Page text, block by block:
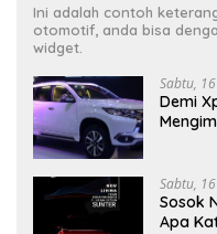
Ini adalah contoh
otomotif, anda bisa
widget.
Sabtu,
Demi
Sabtu,
Sosok
Apa